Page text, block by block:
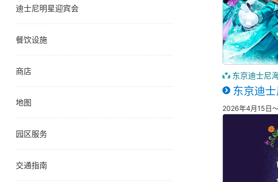
东京迪士尼
东京迪
2026年4月15日
迪士尼明星迎宾会
餐饮设施
商店
地图
园区服务
交通指南